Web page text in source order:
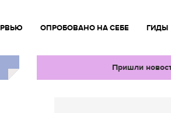
ОПРОБОВАНО НА СЕБЕ ГИДЫ
Пришли